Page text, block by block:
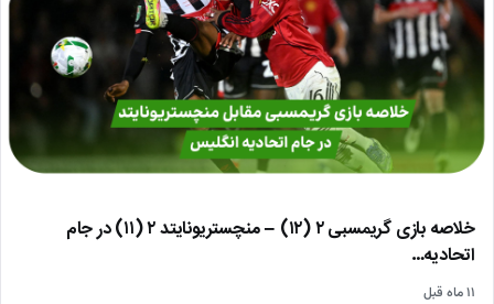
خلاصه بازی گریمسبی ۲ (۱۲) – منچستریونایتد ۲ (۱۱) در جام
اتحادیه…
۱۱ ماه قبل